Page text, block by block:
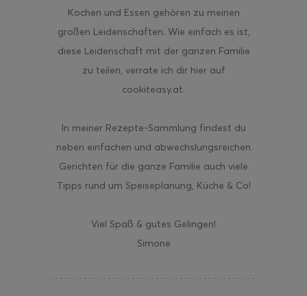
Kochen und Essen gehören zu meinen
großen Leidenschaften. Wie einfach es ist,
diese Leidenschaft mit der ganzen Familie
zu teilen, verrate ich dir hier auf
cookiteasy.at.
In meiner Rezepte-Sammlung findest du
neben einfachen und abwechslungsreichen
Gerichten für die ganze Familie auch viele
Tipps rund um Speiseplanung, Küche & Co!
Viel Spaß & gutes Gelingen!
Simone